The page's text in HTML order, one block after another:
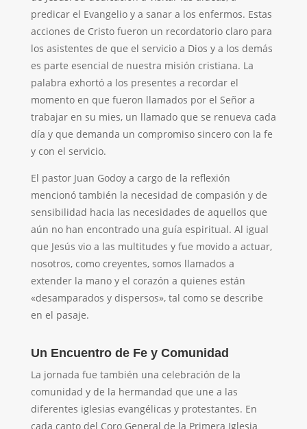
predicar el Evangelio y a sanar a los enfermos. Estas
acciones de Cristo fueron un recordatorio claro para
los asistentes de que el servicio a Dios y a los demás
es parte esencial de nuestra misión cristiana. La
palabra exhortó a los presentes a recordar el
momento en que fueron llamados por el Señor a
trabajar en su mies, un llamado que se renueva cada
día y que demanda un compromiso sincero con la fe
y con el servicio.
El pastor Juan Godoy a cargo de la reflexión
mencionó también la necesidad de compasión y de
sensibilidad hacia las necesidades de aquellos que
aún no han encontrado una guía espiritual. Al igual
que Jesús vio a las multitudes y fue movido a actuar,
nosotros, como creyentes, somos llamados a
extender la mano y el corazón a quienes están
«desamparados y dispersos», tal como se describe
en el pasaje.
Un Encuentro de Fe y Comunidad
La jornada fue también una celebración de la
comunidad y de la hermandad que une a las
diferentes iglesias evangélicas y protestantes. En
cada canto del Coro General de la Primera Iglesia